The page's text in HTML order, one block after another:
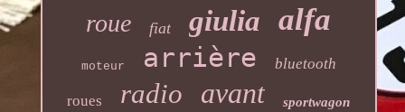
roue fiat giulia alfa
moteur arrière bluetooth
roues radio avant sportwagon